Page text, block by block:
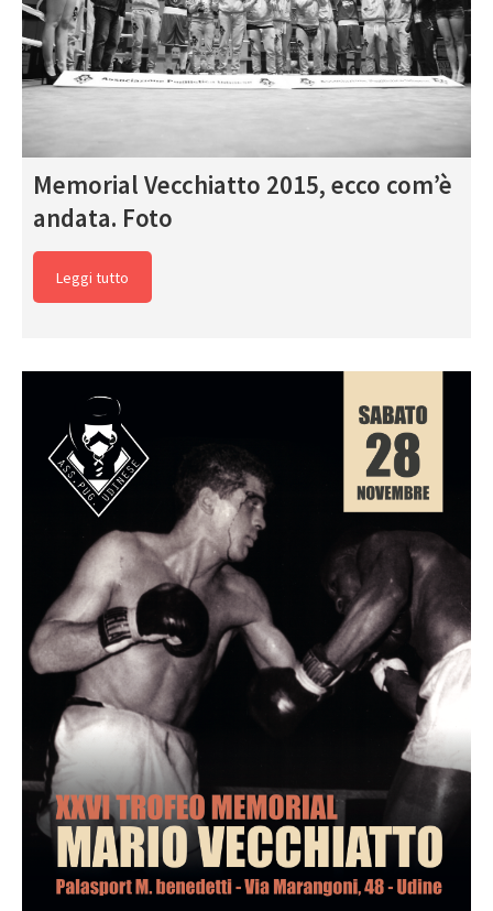
Memorial Vecchiatto 2015, ecco com’è
andata. Foto
Leggi tutto